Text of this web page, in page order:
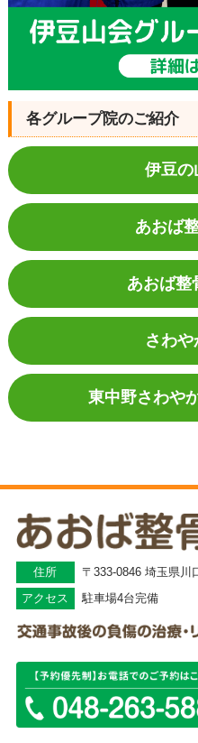
各グループ院のご紹介
伊豆の
あおば
あおば整
さわ
東中野さわや
住所
〒333-0846 埼玉県川
アクセス
駐車場4台完備